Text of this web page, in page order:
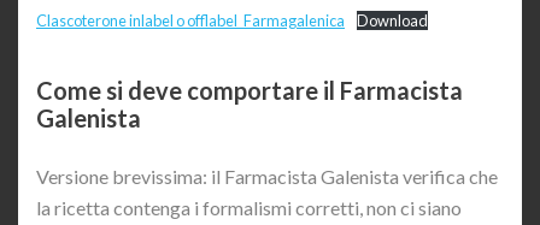
Clascoterone inlabel o offlabel_Farmagalenica Download
Come si deve comportare il Farmacista
Galenista
Versione brevissima: il Farmacista Galenista verifica che
la ricetta contenga i formalismi corretti, non ci siano